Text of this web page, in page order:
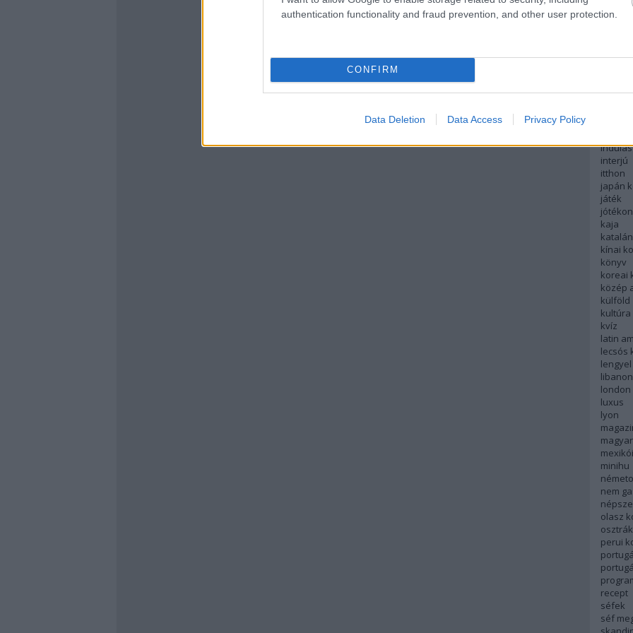
authentication functionality and fraud prevention, and other user protection.
CONFIRM
Data Deletion Data Access Privacy Policy
English
északi
francia
indulás
interjú
itthon
japán
játék
kaja
kínai
könyv
koreai
közép
külföld
kultúra
kvíz
latin
lecsós
lengyel
london
luxus
lyon
minihu
nem
olasz
perui
recept
séfek
séf